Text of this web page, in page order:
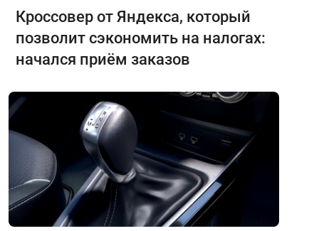
Кроссовер от Яндекса, который
позволит сэкономить на налогах:
начался приём заказов